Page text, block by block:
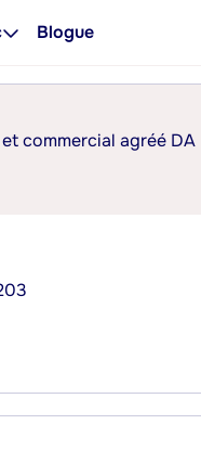
Blogue
commercial agréé DA